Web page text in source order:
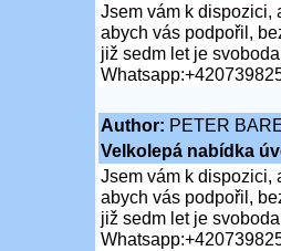
Jsem vám k dispozici,
abych vás podpořil,
již sedm let je
Author: PETER
Velkolepá nabídka
Jsem vám k dispozici,
abych vás podpořil,
již sedm let je